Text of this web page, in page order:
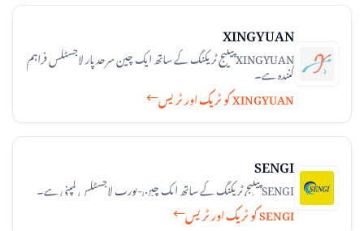
XINGYUAN
XINGYUAN پیکیج ٹریکنگ کے ساتھ ایک چین سرحد پار لاجسٹکس فراہم
کنندہ ہے۔
XINGYUAN کو ٹریک اور ٹریس
SENGI
SENGI پیکیج ٹریکنگ کے ساتھ ایک چین-یورپ لاجسٹکس کمپنی ہے۔
SENGI کو ٹریک اور ٹریس